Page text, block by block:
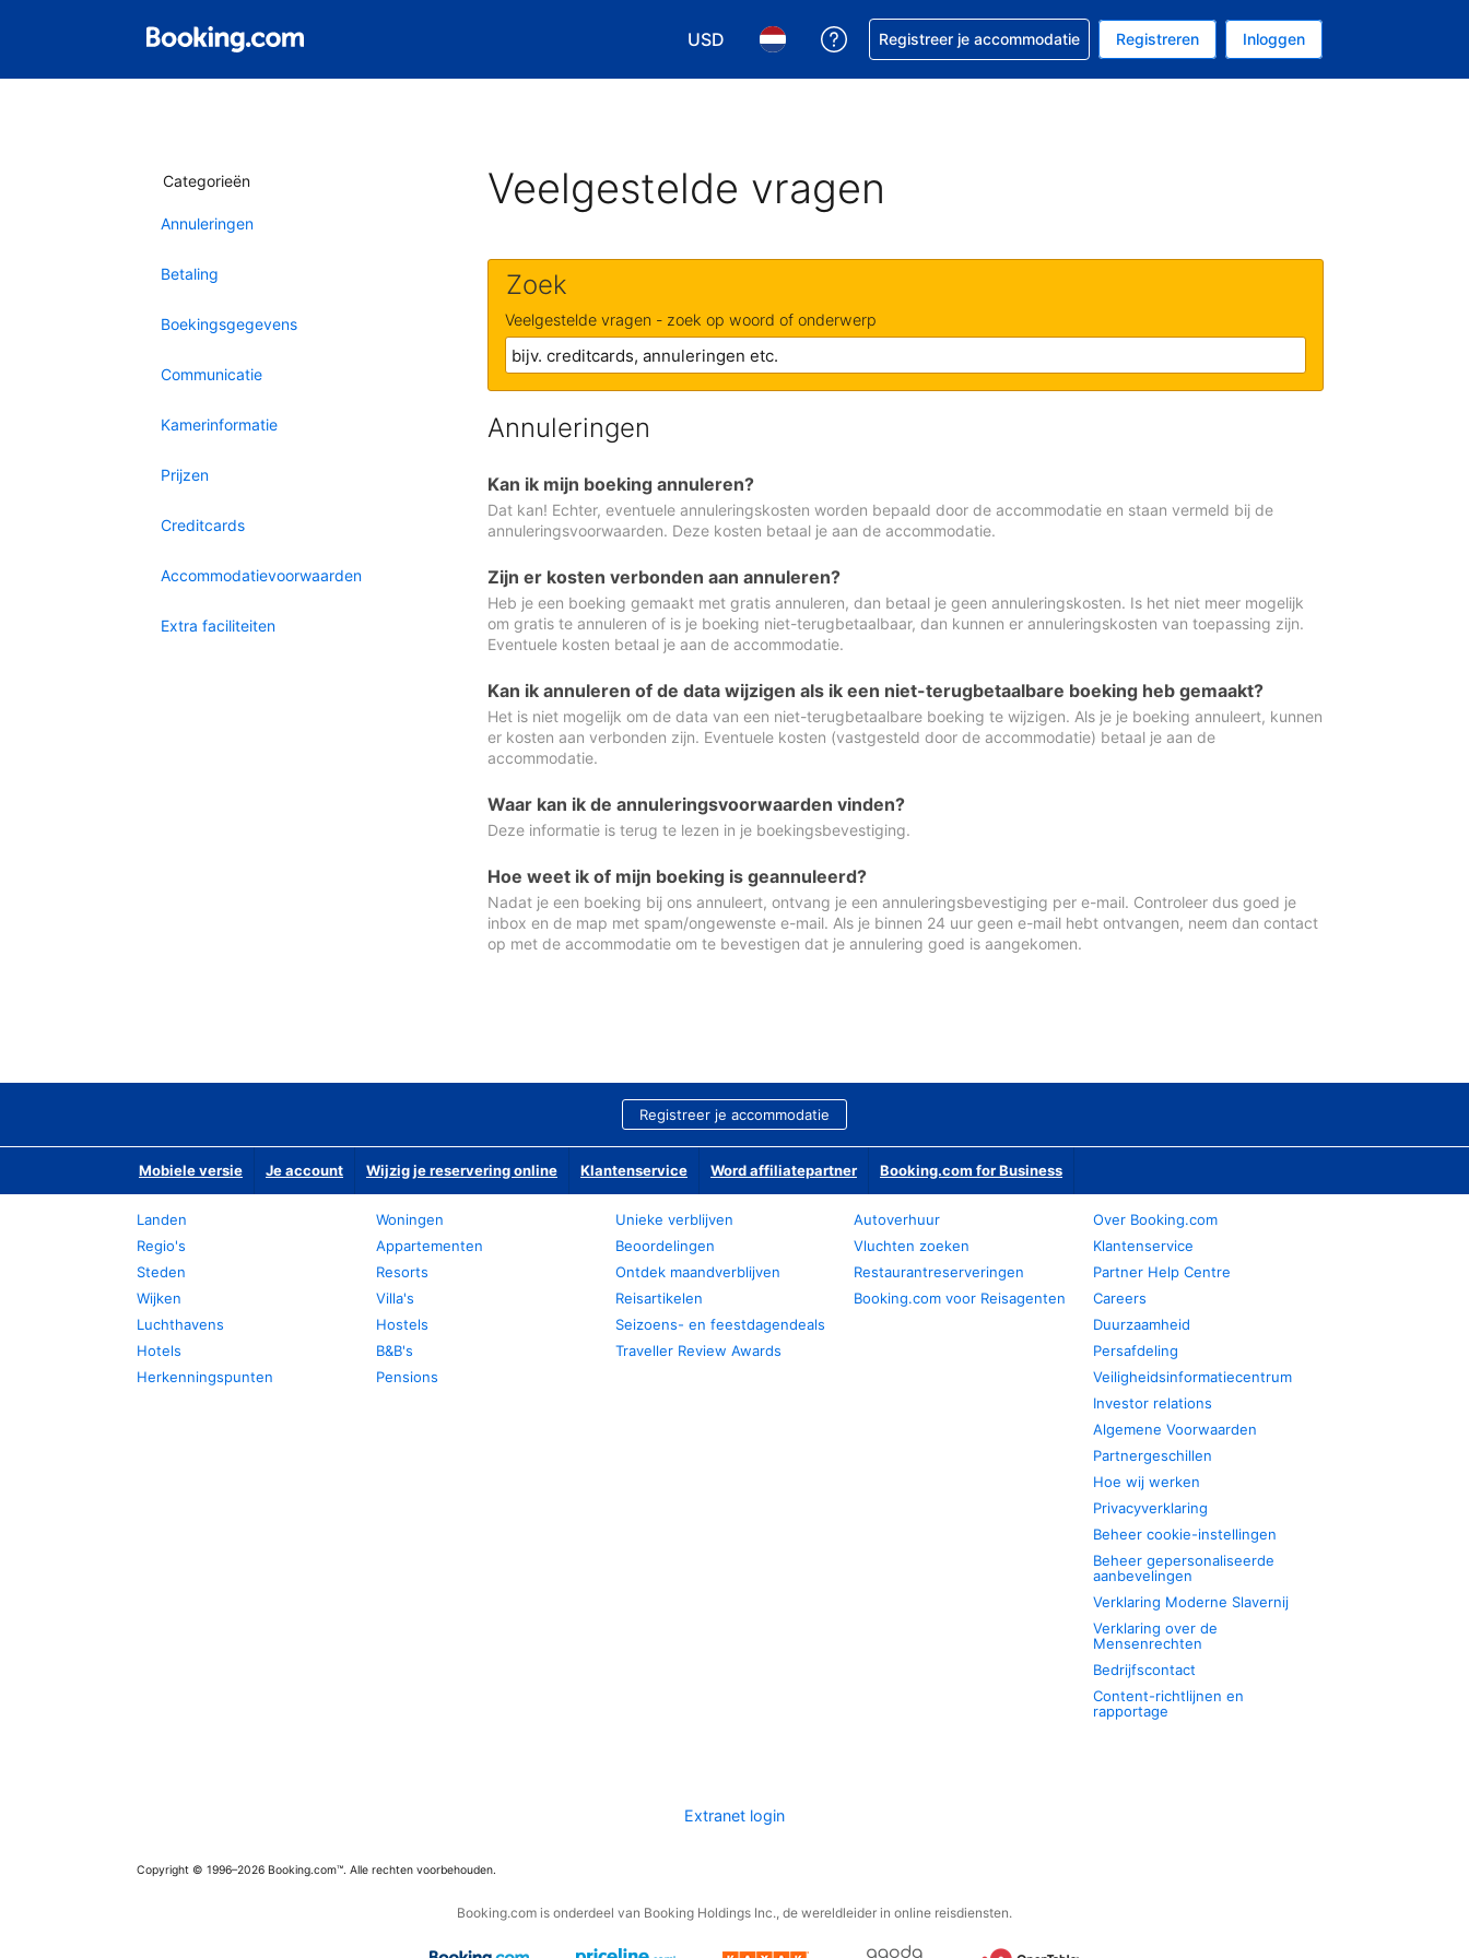
USD
Kies je valuta. Je huidige valuta is Amerikaanse dollar
Kies je taal. Je huidige taal is Nederlands
Krijg hulp bij je reservering
Registreer je accommodatie Registreren Inloggen
Categorieën
Annuleringen
Betaling
Boekingsgegevens
Communicatie
Kamerinformatie
Prijzen
Creditcards
Accommodatievoorwaarden
Extra faciliteiten
Veelgestelde vragen
Zoek
Veelgestelde vragen - zoek op woord of onderwerp
Annuleringen
Kan ik mijn boeking annuleren?
Dat kan! Echter, eventuele annuleringskosten worden bepaald door de accommodatie en staan vermeld bij de
annuleringsvoorwaarden. Deze kosten betaal je aan de accommodatie.
Zijn er kosten verbonden aan annuleren?
Heb je een boeking gemaakt met gratis annuleren, dan betaal je geen annuleringskosten. Is het niet meer mogelijk
om gratis te annuleren of is je boeking niet-terugbetaalbaar, dan kunnen er annuleringskosten van toepassing zijn.
Eventuele kosten betaal je aan de accommodatie.
Kan ik annuleren of de data wijzigen als ik een niet-terugbetaalbare boeking heb gemaakt?
Het is niet mogelijk om de data van een niet-terugbetaalbare boeking te wijzigen. Als je je boeking annuleert, kunnen
er kosten aan verbonden zijn. Eventuele kosten (vastgesteld door de accommodatie) betaal je aan de
accommodatie.
Waar kan ik de annuleringsvoorwaarden vinden?
Deze informatie is terug te lezen in je boekingsbevestiging.
Hoe weet ik of mijn boeking is geannuleerd?
Nadat je een boeking bij ons annuleert, ontvang je een annuleringsbevestiging per e-mail. Controleer dus goed je
inbox en de map met spam/ongewenste e-mail. Als je binnen 24 uur geen e-mail hebt ontvangen, neem dan contact
op met de accommodatie om te bevestigen dat je annulering goed is aangekomen.
Registreer je accommodatie
Mobiele versie Je account Wijzig je reservering online Klantenservice Word affiliatepartner Booking.com for Business
Landen
Regio's
Steden
Wijken
Luchthavens
Hotels
Herkenningspunten
Woningen
Appartementen
Resorts
Villa's
Hostels
B&B's
Pensions
Unieke verblijven
Beoordelingen
Ontdek maandverblijven
Reisartikelen
Seizoens- en feestdagendeals
Traveller Review Awards
Autoverhuur
Vluchten zoeken
Restaurantreserveringen
Booking.com voor Reisagenten
Over Booking.com
Klantenservice
Partner Help Centre
Careers
Duurzaamheid
Persafdeling
Veiligheidsinformatiecentrum
Investor relations
Algemene Voorwaarden
Partnergeschillen
Hoe wij werken
Privacyverklaring
Beheer cookie-instellingen
Beheer gepersonaliseerde
aanbevelingen
Verklaring Moderne Slavernij
Verklaring over de
Mensenrechten
Bedrijfscontact
Content-richtlijnen en
rapportage
Extranet login
Copyright © 1996–2026 Booking.com™. Alle rechten voorbehouden.
Booking.com is onderdeel van Booking Holdings Inc., de wereldleider in online reisdiensten.